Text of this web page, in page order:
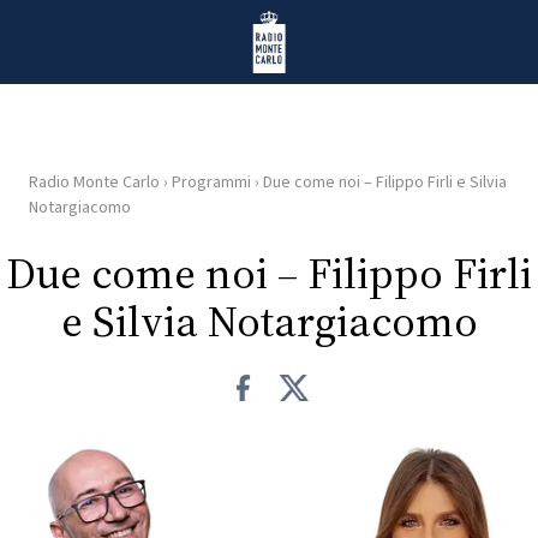
Radio Monte Carlo
HOME
RADIO
PLAYLIST
NEWS
Radio Monte Carlo › Programmi › Due come noi – Filippo Firli e Silvia
Notargiacomo
Due come noi – Filippo Firli
e Silvia Notargiacomo